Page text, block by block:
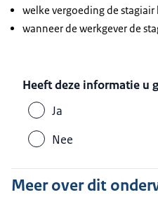
welke vergoeding de stagiair
wanneer de werkgever de
Heeft deze informatie u
Ja
Nee
Meer over dit